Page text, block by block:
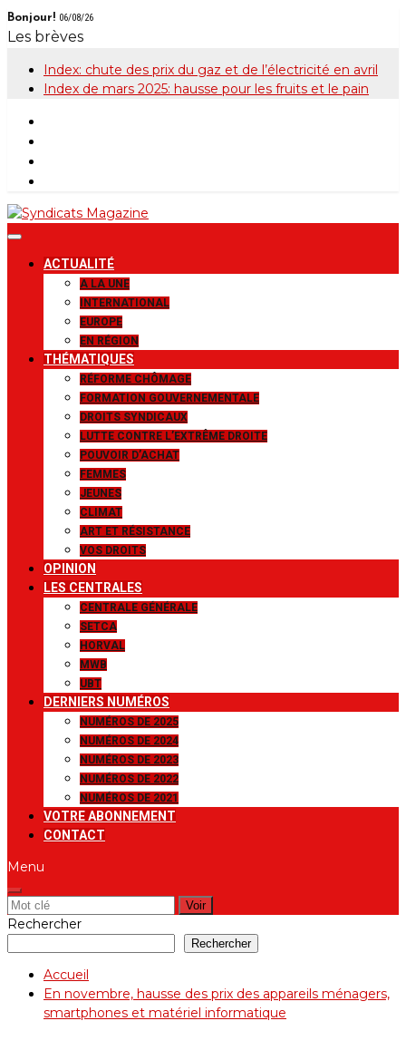
Skip
to
Bonjour! 06/08/26
Les brèves
Index: chute des prix du gaz et de l’électricité en avril
Index de mars 2025: hausse pour les fruits et le pain
Syndicats
Magazine
Le magazine de la FGTB
ACTUALITÉ
A LA UNE
INTERNATIONAL
EUROPE
EN RÉGION
THÉMATIQUES
RÉFORME CHÔMAGE
FORMATION GOUVERNEMENTALE
DROITS SYNDICAUX
LUTTE CONTRE L’EXTRÊME DROITE
POUVOIR D’ACHAT
FEMMES
JEUNES
CLIMAT
ART ET RÉSISTANCE
VOS DROITS
OPINION
LES CENTRALES
CENTRALE GÉNÉRALE
SETCA
HORVAL
MWB
UBT
DERNIERS NUMÉROS
NUMÉROS DE 2025
NUMÉROS DE 2024
NUMÉROS DE 2023
NUMÉROS DE 2022
NUMÉROS DE 2021
VOTRE ABONNEMENT
CONTACT
Menu
Rechercher:
Rechercher
Rechercher
Accueil
En novembre, hausse des prix des appareils ménagers,
smartphones et matériel informatique